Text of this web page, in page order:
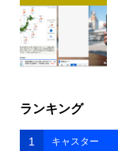
ランキング
1 キャスター